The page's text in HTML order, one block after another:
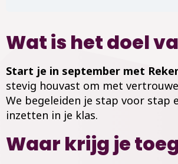
Wat is het doel
Start je in september met
stevig houvast om met
We begeleiden je stap voor
inzetten in je klas.
Waar krijg je